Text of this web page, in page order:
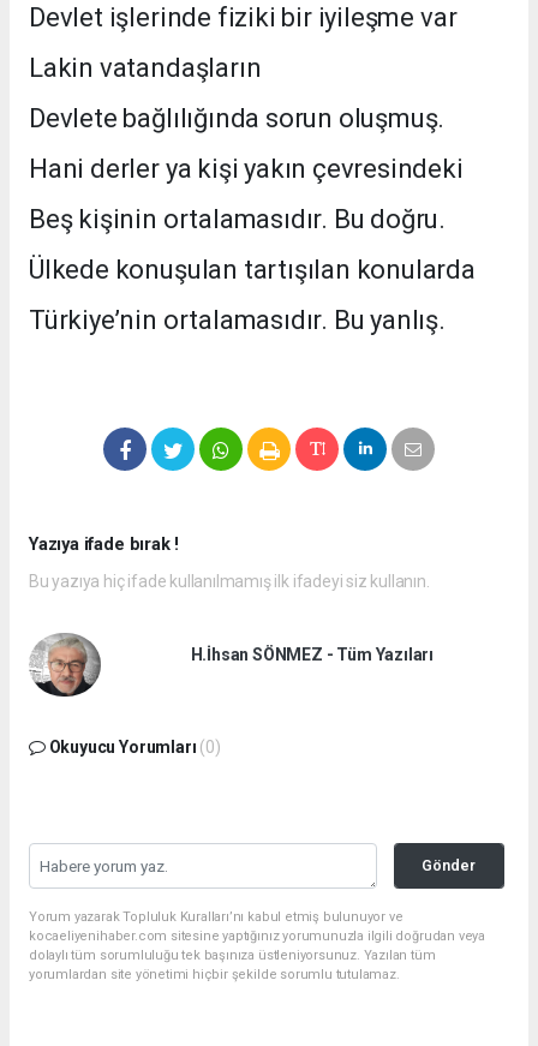
Devlet işlerinde fiziki bir iyileşme var
Lakin vatandaşların
Devlete bağlılığında sorun oluşmuş.
Hani derler ya kişi yakın çevresindeki
Beş kişinin ortalamasıdır. Bu doğru.
Ülkede konuşulan tartışılan konularda
Türkiye’nin ortalamasıdır. Bu yanlış.
Yazıya ifade bırak !
Bu yazıya hiç ifade kullanılmamış ilk ifadeyi siz kullanın.
H.İhsan SÖNMEZ - Tüm Yazıları
Okuyucu Yorumları (0)
Gönder
Yorum yazarak Topluluk Kuralları’nı kabul etmiş bulunuyor ve
kocaeliyenihaber.com sitesine yaptığınız yorumunuzla ilgili doğrudan veya
dolaylı tüm sorumluluğu tek başınıza üstleniyorsunuz. Yazılan tüm
yorumlardan site yönetimi hiçbir şekilde sorumlu tutulamaz.